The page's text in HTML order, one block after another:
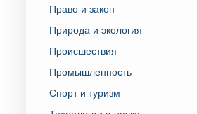
Право и закон
Природа и экология
Происшествия
Промышленность
Спорт и туризм